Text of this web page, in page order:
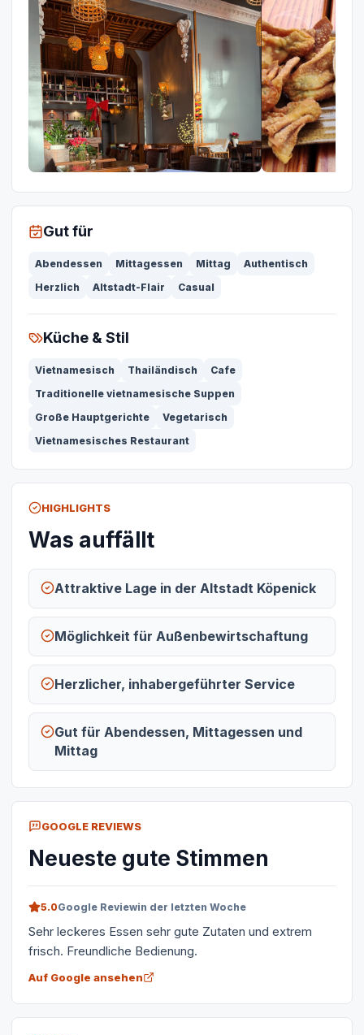
Gut für
Abendessen Mittagessen Mittag
Authentisch
Herzlich
Altstadt-Flair Casual
Küche & Stil
Vietnamesisch Thailändisch
Cafe
Traditionelle vietnamesische Suppen
Große Hauptgerichte
Vegetarisch
Vietnamesisches Restaurant
HIGHLIGHTS
Was auffällt
Attraktive Lage in der Altstadt Köpenick
Möglichkeit für Außenbewirtschaftung
Herzlicher, inhabergeführter Service
Gut für Abendessen, Mittagessen und
Mittag
GOOGLE REVIEWS
Neueste gute Stimmen
5.0Google Reviewin der letzten Woche
Sehr leckeres Essen sehr gute Zutaten und extrem
frisch. Freundliche Bedienung.
Auf Google ansehen